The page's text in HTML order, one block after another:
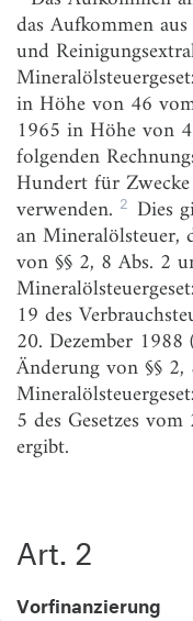
Art. 2
Vorfinanzierung
Art. 3
Verwendung
Abschnitt II
Änderung
Art. 4–8 (weggefallen)
Art. 9
Abschnitt III
Art. 10–11 (weggefallen)
Abschnitt IV
Geltung im Land Berlin
Art. 12
Abschnitt VI
das Aufkommen
und
in Höhe von 46
1965 in Höhe von
folgenden
Hundert für
verwenden. 2 Dies
an Mineralölsteuer,
von §§ 2, 8 Abs. 2
19 des
20. Dezember
Änderung von §§
5 des Gesetzes
ergibt.
Art. 2
Vorfinanzierung